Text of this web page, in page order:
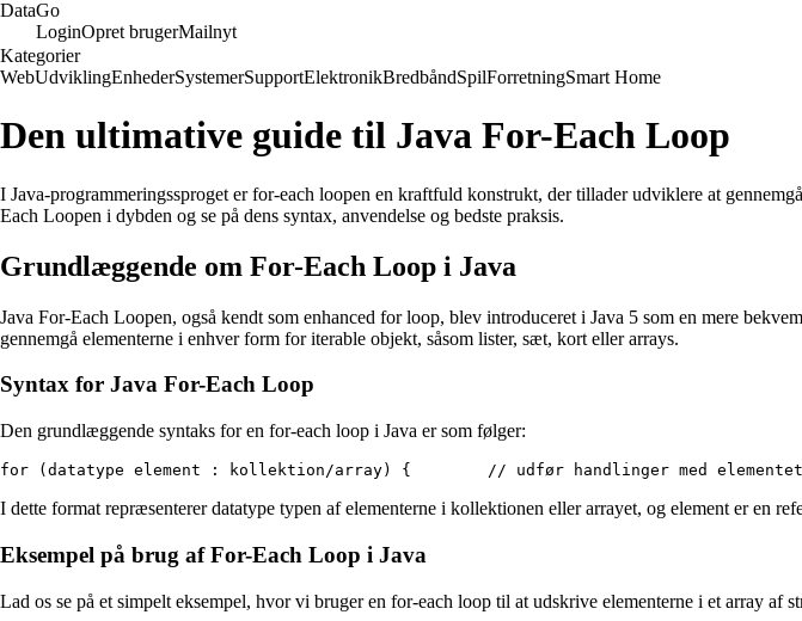
DataGo
LoginOpret brugerMailnyt
Kategorier
WebUdviklingEnhederSystemerSupportElektronikBredbåndSpilForretningSmart Home
Den ultimative guide til Java For-Each Loop
I Java-programmeringssproget er for-each loopen en kraftfuld konstrukt, der tillader udviklere at
Each Loopen i dybden og se på dens syntax, anvendelse og bedste praksis.
Grundlæggende om For-Each Loop i Java
Java For-Each Loopen, også kendt som enhanced for loop, blev introduceret i Java 5 som en mere
gennemgå elementerne i enhver form for iterable objekt, såsom lister, sæt, kort eller arrays.
Syntax for Java For-Each Loop
Den grundlæggende syntaks for en for-each loop i Java er som følger:
for (datatype element : kollektion/array) {        // udfør handlinger med
I dette format repræsenterer datatype typen af elementerne i kollektionen eller arrayet, og element er en
Eksempel på brug af For-Each Loop i Java
Lad os se på et simpelt eksempel, hvor vi bruger en for-each loop til at udskrive elementerne i et array af